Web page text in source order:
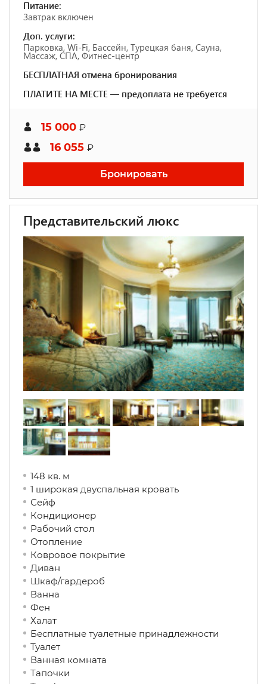
Питание:
Завтрак включен
Доп. услуги:
Парковка, Wi-Fi, Бассейн, Турецкая баня, Сауна,
Массаж, СПА, Фитнес-центр
БЕСПЛАТНАЯ отмена бронирования
ПЛАТИТЕ НА МЕСТЕ — предоплата не требуется
15 000 ₽
16 055 ₽
Бронировать
Представительский люкс
148 кв. м
1 широкая двуспальная кровать
Сейф
Кондиционер
Рабочий стол
Отопление
Ковровое покрытие
Диван
Шкаф/гардероб
Ванна
Фен
Халат
Бесплатные туалетные принадлежности
Туалет
Ванная комната
Тапочки